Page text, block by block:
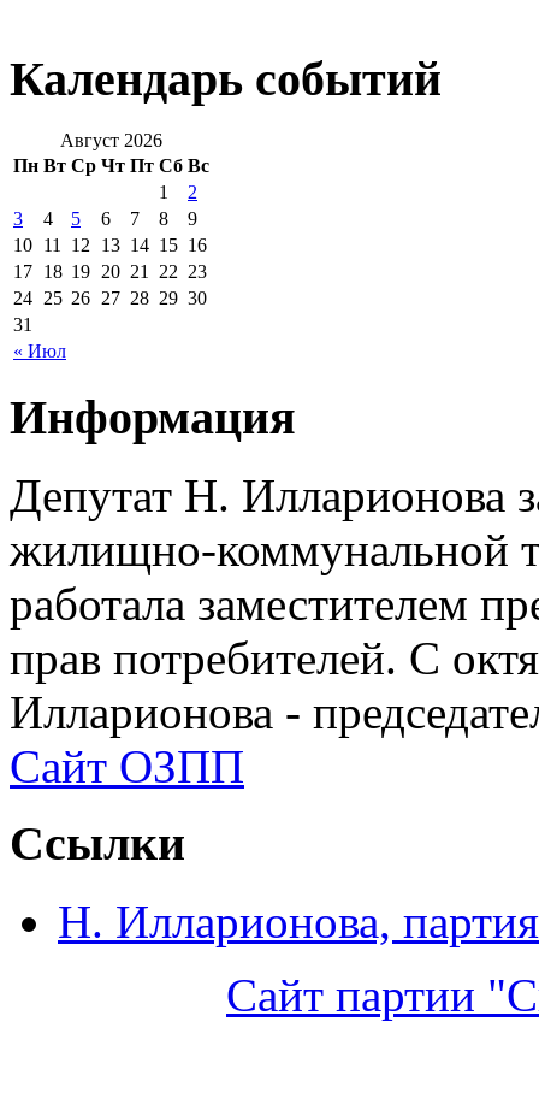
Календарь событий
Август 2026
Пн Вт Ср Чт Пт Сб Вс
« Июл
1
2
3
4 5 6 7 8
9
10 11 12 13 14 15 16
17 18 19 20 21 22 23
24 25 26 27 28 29 30
31
Информация
Депутат Н. Илларионова
жилищно-коммунальной
работала заместителем
прав потребителей. С
Илларионова -
Сайт ОЗПП
Ссылки
Н. Илларионова,
Сайт партии